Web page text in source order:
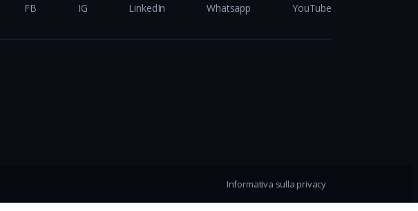
FB IG LinkedIn Whatsapp YouTube
Informativa sulla privacy